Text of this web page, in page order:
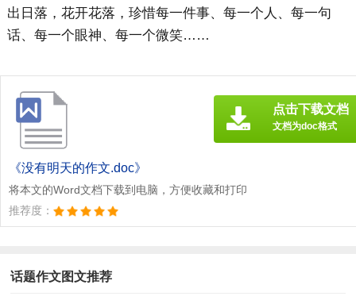
出日落，花开花落，珍惜每一件事、每一个人、每一句
话、每一个眼神、每一个微笑……
《没有明天的作文.doc》
将本文的Word文档下载到电脑，方便收藏和打印
推荐度：
点击下载文档
文档为doc格式
话题作文图文推荐